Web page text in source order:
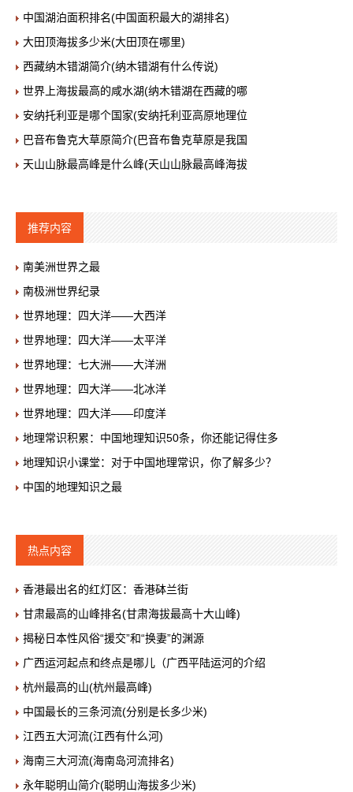
中国湖泊面积排名(中国面积最大的湖排名)
大田顶海拔多少米(大田顶在哪里)
西藏纳木错湖简介(纳木错湖有什么传说)
世界上海拔最高的咸水湖(纳木错湖在西藏的哪
安纳托利亚是哪个国家(安纳托利亚高原地理位
巴音布鲁克大草原简介(巴音布鲁克草原是我国
天山山脉最高峰是什么峰(天山山脉最高峰海拔
推荐内容
南美洲世界之最
南极洲世界纪录
世界地理：四大洋——大西洋
世界地理：四大洋——太平洋
世界地理：七大洲——大洋洲
世界地理：四大洋——北冰洋
世界地理：四大洋——印度洋
地理常识积累：中国地理知识50条，你还能记得住多
地理知识小课堂：对于中国地理常识，你了解多少？
中国的地理知识之最
热点内容
香港最出名的红灯区：香港砵兰街
甘肃最高的山峰排名(甘肃海拔最高十大山峰)
揭秘日本性风俗“援交”和“换妻”的渊源
广西运河起点和终点是哪儿（广西平陆运河的介绍
杭州最高的山(杭州最高峰)
中国最长的三条河流(分别是长多少米)
江西五大河流(江西有什么河)
海南三大河流(海南岛河流排名)
永年聪明山简介(聪明山海拔多少米)